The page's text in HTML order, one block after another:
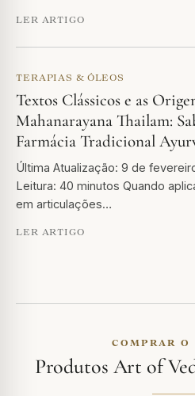
LER ARTIGO
TERAPIAS & ÓLEOS
Textos Clássicos e as
Mahanarayana Thailam:
Farmácia Tradicional
Última Atualização: 9 de
Leitura: 40 minutos Quando
em articulações…
LER ARTIGO
COMPRAR O
Produtos Art of